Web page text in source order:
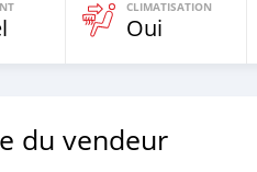
CLIMATISATION
Oui
du vendeur